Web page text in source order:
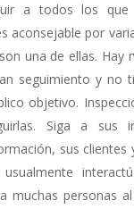
a todos los que
aconsejable por
una de ellas. Hay
seguimiento y no
objetivo.
Siga a sus
sus clientes
muchas personas